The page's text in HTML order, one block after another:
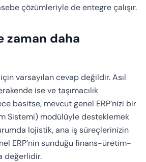
çözümleriyle de entegre çalışır.
zaman daha
varsayılan cevap değildir. Asıl
ise ve taşımacılık
basitse, mevcut genel ERP’nizi bir
Sistemi) modülüyle desteklemek
lojistik, ana iş süreçlerinizin
ERP’nin sunduğu finans-üretim-
değerlidir.